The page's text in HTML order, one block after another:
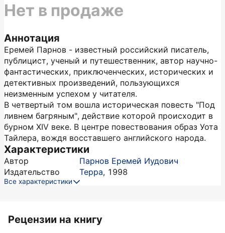
Аннотация
Еремей Парнов - известный российский писатель,
публицист, ученый и путешественник, автор научно-
фантастических, приключенческих, исторических и
детективных произведений, пользующихся
неизменным успехом у читателя.
В четвертый том вошла историческая повесть "Под
ливнем багряным", действие которой происходит в
бурном XIV веке. В центре повествования образ Уота
Тайлера, вождя восставшего английского народа.
Характеристики
Автор
Парнов Еремей Иудович
Издательство
Терра, 1998
Все характеристики
Нет в продаже
Рецензии на книгу